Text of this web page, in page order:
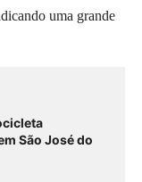
uma grande
São José do